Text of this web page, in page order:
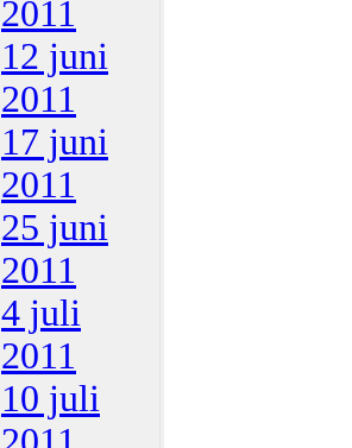
2011
12 juni
2011
17 juni
2011
25 juni
2011
4 juli
2011
10 juli